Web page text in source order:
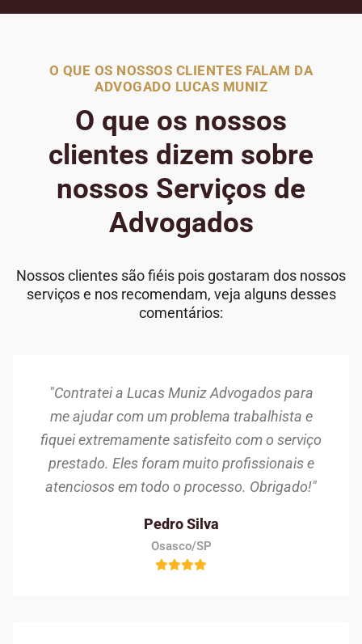
O QUE OS NOSSOS CLIENTES FALAM DA
ADVOGADO LUCAS MUNIZ
O que os nossos
clientes dizem sobre
nossos Serviços de
Advogados
Nossos clientes são fiéis pois gostaram dos nossos
serviços e nos recomendam, veja alguns desses
comentários:
"Contratei a Lucas Muniz Advogados para
me ajudar com um problema trabalhista e
fiquei extremamente satisfeito com o serviço
prestado. Eles foram muito profissionais e
atenciosos em todo o processo. Obrigado!"
Pedro Silva
Osasco/SP